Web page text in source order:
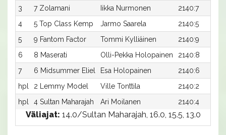
3
7 Zolamani Iikka Nurmonen 2140:7
4
5 Top Class Kemp Jarmo Saarela 2140:5
5
9 Fantom Factor Tommi Kylliäinen 2140:9
6
8 Maserati Olli-Pekka Holopainen 2140:8
7
6 Midsummer Eliel Esa Holopainen 2140:6
hpl
2 Lemmy Model Ville Tonttila 2140:2
hpl
4 Sultan Maharajah Ari Moilanen 2140:4
Väliajat: 14.0/Sultan Maharajah, 16.0, 15.5, 13.0